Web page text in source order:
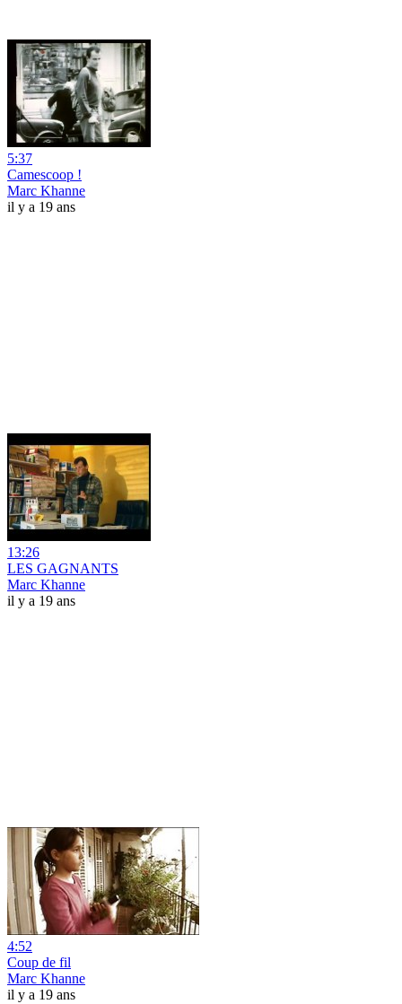
5:37
Camescoop !
Marc Khanne
il y a 19 ans
13:26
LES GAGNANTS
Marc Khanne
il y a 19 ans
4:52
Coup de fil
Marc Khanne
il y a 19 ans